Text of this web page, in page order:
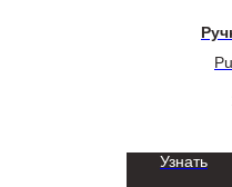
Узнать